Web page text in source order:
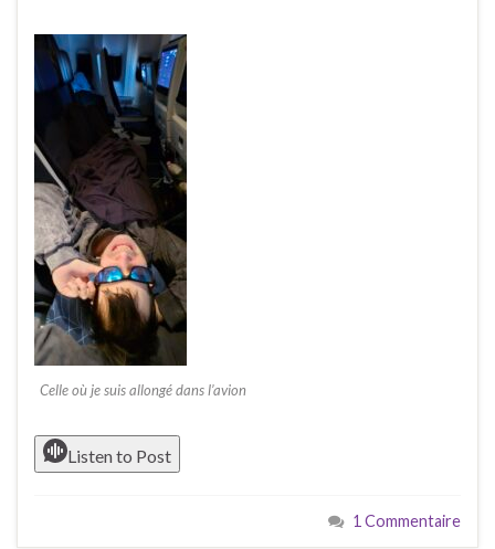
Celle où je suis allongé dans l’avion
Listen to Post
1 Commentaire